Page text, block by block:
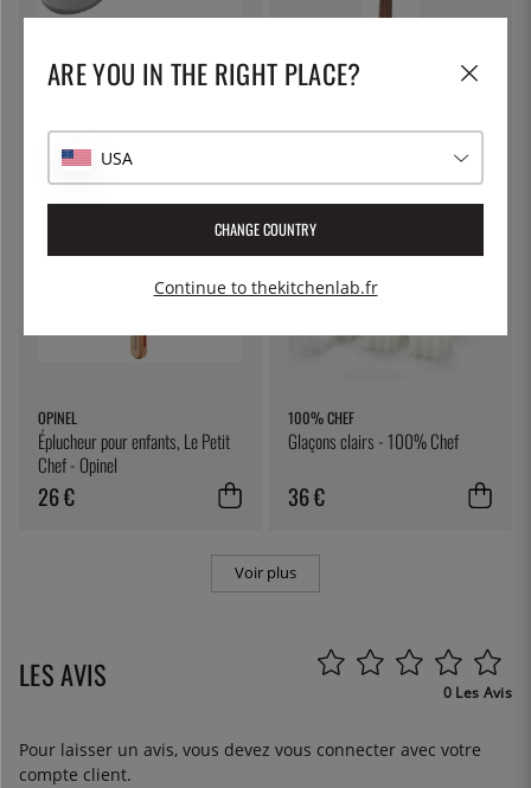
ÖSTLIN
Cuillère gastro / cuillère de
7 €
EXXENT
Spatule, 45 cm - Exxent
21 €
OPINEL
Éplucheur pour enfants, Le Petit
Chef - Opinel
26 €
100% CHEF
Glaçons clairs - 100% Chef
36 €
Voir plus
LES AVIS 0 Les Avis
Pour laisser un avis, vous devez vous connecter avec votre
compte client.
ARE YOU IN THE RIGHT PLACE?
USA
CHANGE COUNTRY
Continue to thekitchenlab.fr